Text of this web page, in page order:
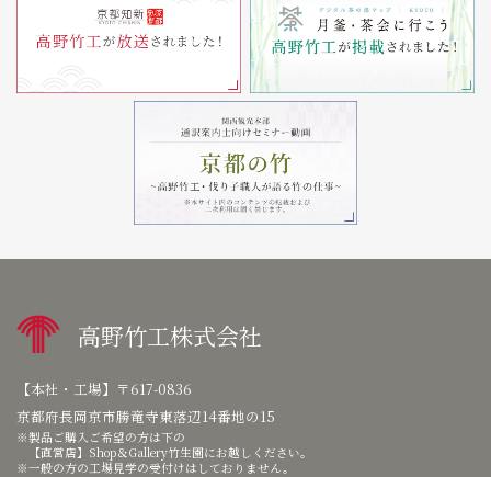
高野竹工株式会社
【本社・工場】 〒617-0836
京都府長岡京市勝竜寺東落辺14番地の15
製品ご購入ご希望の方は下の
【直営店】Shop＆Gallery竹生園にお越しください。
一般の方の工場見学の受付けはしておりません。